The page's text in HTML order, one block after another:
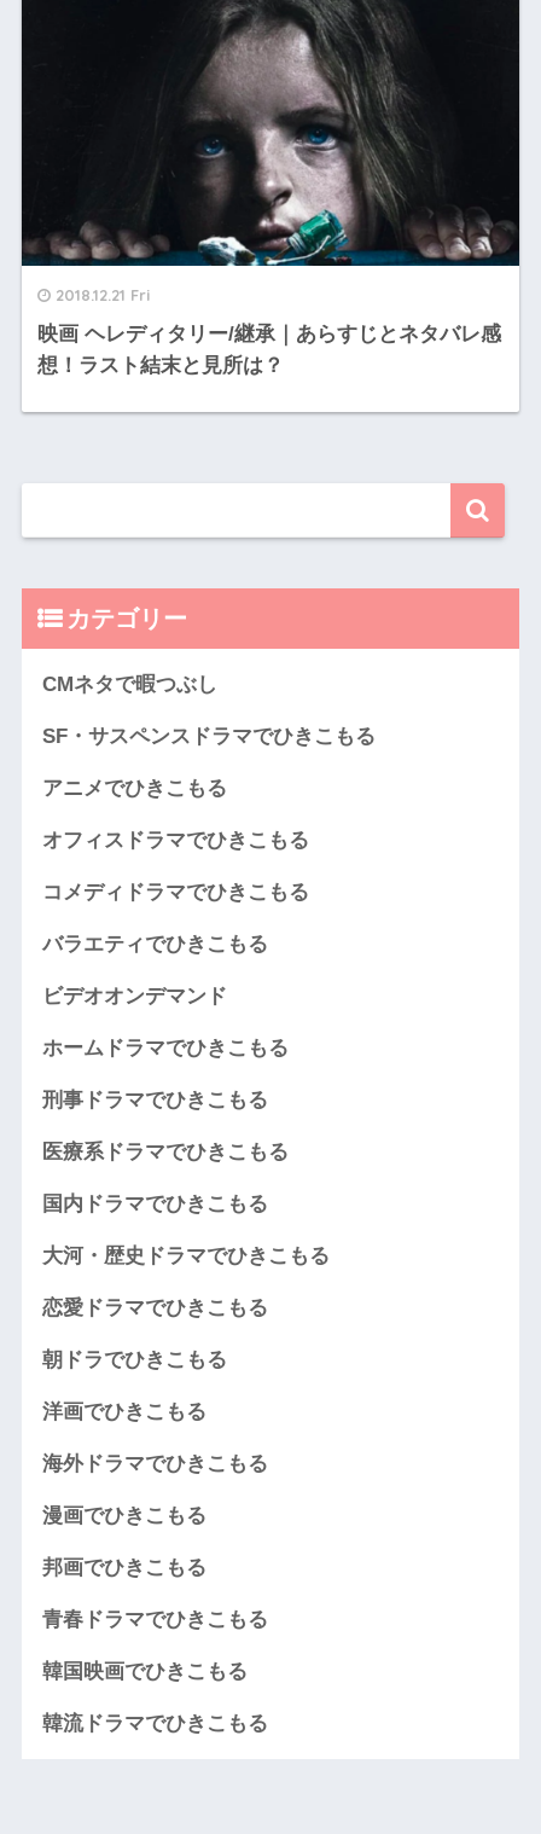
2018.12.21 Fri
映画 ヘレディタリー/継承｜あらすじとネタバレ感
想！ラスト結末と見所は？
カテゴリー
CMネタで暇つぶし
SF・サスペンスドラマでひきこもる
アニメでひきこもる
オフィスドラマでひきこもる
コメディドラマでひきこもる
バラエティでひきこもる
ビデオオンデマンド
ホームドラマでひきこもる
刑事ドラマでひきこもる
医療系ドラマでひきこもる
国内ドラマでひきこもる
大河・歴史ドラマでひきこもる
恋愛ドラマでひきこもる
朝ドラでひきこもる
洋画でひきこもる
海外ドラマでひきこもる
漫画でひきこもる
邦画でひきこもる
青春ドラマでひきこもる
韓国映画でひきこもる
韓流ドラマでひきこもる